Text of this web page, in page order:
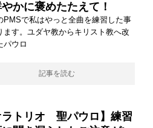
かに褒めたたえて！
PMSで私はやっと全曲を練習した事
ます。ユダヤ教からキリスト教へ改
パウロ
記事を読む
ラトリオ 聖パウロ】練習